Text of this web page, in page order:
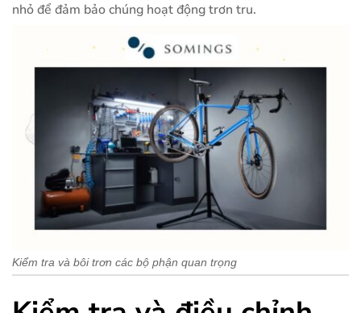
nhỏ để đảm bảo chúng hoạt động trơn tru.
Kiểm tra và bôi trơn các bộ phận quan trọng